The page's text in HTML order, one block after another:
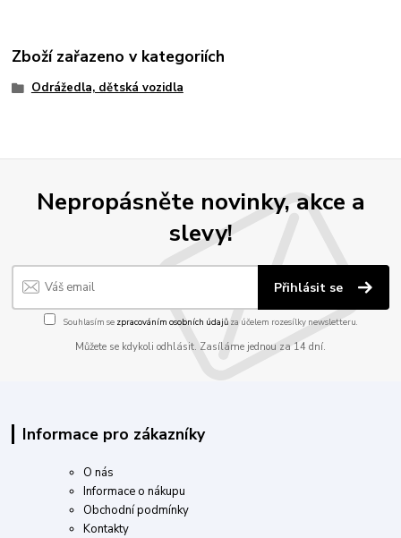
Zboží zařazeno v kategoriích
Odrážedla, dětská vozidla
Nepropásněte novinky, akce a
slevy!
Přihlásit se
Souhlasím se zpracováním osobních údajůza účelem rozesílky newsletteru.
Můžete se kdykoli odhlásit. Zasíláme jednou za 14 dní.
Informace pro zákazníky
O nás
Informace o nákupu
Obchodní podmínky
Kontakty